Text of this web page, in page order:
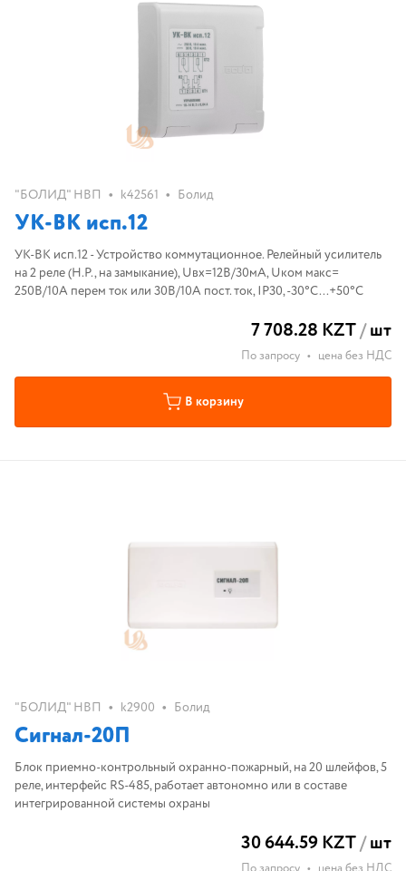
"БОЛИД" НВП • k42561 • Болид
УК-ВК исп.12
УК-ВК исп.12 - Устройство коммутационное. Релейный усилитель
на 2 реле (Н.Р., на замыкание), Uвх=12В/30мА, Uком макс=
250В/10А перем ток или 30В/10А пост. ток, IP30, -30°С...+50°С
7 708.28 KZT/шт
По запросу • цена без НДС
В корзину
"БОЛИД" НВП • k2900 • Болид
Сигнал-20П
Блок приемно-контрольный охранно-пожарный, на 20 шлейфов, 5
реле, интерфейс RS-485, работает автономно или в составе
интегрированной системы охраны
30 644.59 KZT/шт